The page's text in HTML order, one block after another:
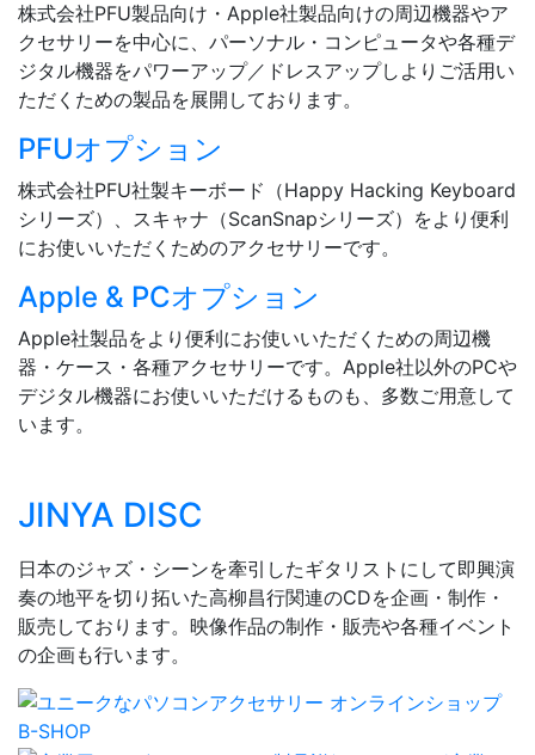
株式会社PFU製品向け・Apple社製品向けの周辺機器やア
クセサリーを中心に、パーソナル・コンピュータや各種デ
ジタル機器をパワーアップ／ドレスアップしよりご活用い
ただくための製品を展開しております。
PFUオプション
株式会社PFU社製キーボード（Happy Hacking Keyboard
シリーズ）、スキャナ（ScanSnapシリーズ）をより便利
にお使いいただくためのアクセサリーです。
Apple & PCオプション
Apple社製品をより便利にお使いいただくための周辺機
器・ケース・各種アクセサリーです。Apple社以外のPCや
デジタル機器にお使いいただけるものも、多数ご用意して
います。
JINYA DISC
日本のジャズ・シーンを牽引したギタリストにして即興演
奏の地平を切り拓いた高柳昌行関連のCDを企画・制作・
販売しております。映像作品の制作・販売や各種イベント
の企画も行います。